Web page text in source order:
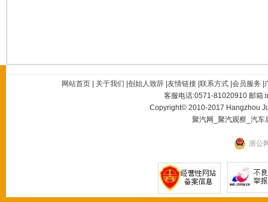
网站首页 | 关于我们 |创始人致辞 |友情链接 |联系方式 |会员服务 |
客服电话:0571-81020910 邮箱
Copyright© 2010-2017 Hangzhou
聚汽网_聚汽观察_汽
浙公